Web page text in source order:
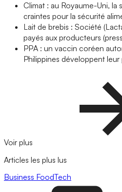
Climat : au Royaume-Uni, la
craintes pour la sécurité
Lait de brebis : Société
payés aux producteurs
PPA : un vaccin coréen
Philippines développent
Voir plus
Articles les plus lus
Business FoodTech